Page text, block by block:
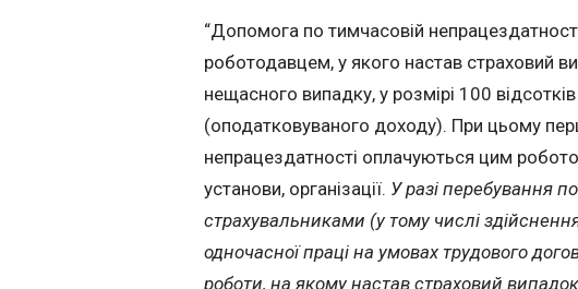
“Допомога по тимчасовій
роботодавцем, у якого настав страховий
нещасного випадку, у розмірі 100
(оподатковуваного доходу). При цьому
непрацездатності оплачуються цим
установи, організації. У разі перебування
страхувальниками (у тому числі
одночасної праці на умовах трудового
роботи, на якому настав страховий